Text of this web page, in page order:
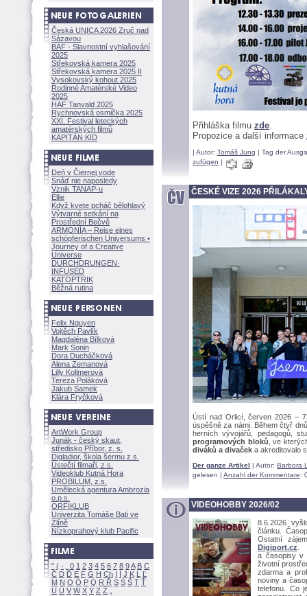
Česká UNICA 2026 Zruč nad
Sázavou
BAF - Slavnostní vyhlašování
2025
Střekovská kamera 2025
Střekovská kamera 2025 II
Vysokovský kohout 2025
Rodinné Amatérské Video
2025
HAF Tanvald 2025
Rychnovská osmička 2025
XXI. Festival leteckých
amatérských filmů
KAPITÁN KID
Deň v Čiernej vode
Snáď nie naposledy
Vznik TANAP-u
Ellie
Když kvete pcháč bělohlavý
Výtvarné setkání na
Prostřední Bečvě
ARMONÍA – Reise eines
schöpferischen Universums •
Journey of a Creative
Universe
DURCHDRUNGEN·
INFUSED
KATOPTRIK
Běžná rutina
Felix Nguyen
Vojtěch Pavlík
Magdaléna Bílkov
Mark Sonin
Dora Ducháčkov
Alena Zemanov
Lilly Kollmerov
Tereza Polákov
Jakub Samek
Klára Fryčkov
ArtWork Group
Junák - český skaut,
středisko Příbor, z. s.
Digladior, škola šermu z.s.
Ústečtí filmaři, z.s.
Videoklub Kutná Hora
PROBILUM, z.s.
Umělecká agentura Ambrozia
o.p.s.
ORFIKLUB
Univerzita Tomáše Bati ve
Zlíně
Nízkoprahový klub Pacific
" ( - 0 1 2 3 4 5 6 7 8 9A B C
Č D Ď E F G H Ch I Í J K L
Ľ
M N O Ó P Q R Ř S Ś T Ť
U Ú V W X Y Z
Přihláška filmu zde.
Propozice a další informace
| Autor: Tomáš Jung | Tag der
zufügen |
ČESKÉ VIZE 2026
Ústí nad Orlicí, červen 2026 –
úspěšně za námi. Během čtyř
herních vývojářů, pedagogů,
programových bloků , ve
diváků a divaček a akreditovalo
Der ganze Artikel | Autor: Barbora
gelesen | Anzahl der Kommentare:
VIDEOHOBBY 2026/02
8.6.2026
článku.
Ostatní
Digiport.cz
a časopisy v
životní
zdarma a
noviny a
telefonu. Co